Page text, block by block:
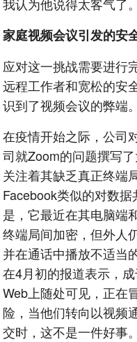
我认为他说得太客气了。
家庭视频会议引发的安
应对这一挑战需要进行
远程工作者和宽松的安
识到了视频会议的弊端。
在疫情开始之际，公司
司就Zoom的问题撰写
关注着其缺乏真正终端
Facebook类似的对数
是，它最近在其电脑端
终端局间加密，但外人
并在通话中播放不适当
在4月初的报道表示，
Web上随处可见，正在
险，当他们转向以视频
交时，这不是一件好事。